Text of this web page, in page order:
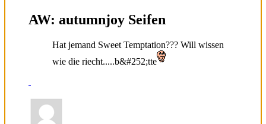
AW: autumnjoy Seifen
Hat jemand Sweet Temptation??? Will wissen
wie die riecht.....b&#252;tte